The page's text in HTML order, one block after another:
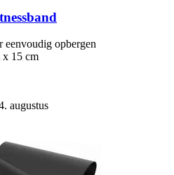
opbergen
x 15 cm
augustus